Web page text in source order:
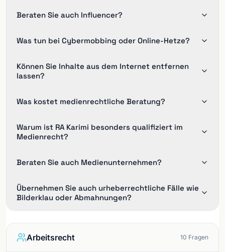
Beraten Sie auch Influencer?
Was tun bei Cybermobbing oder Online-Hetze?
Können Sie Inhalte aus dem Internet entfernen
lassen?
Was kostet medienrechtliche Beratung?
Warum ist RA Karimi besonders qualifiziert im
Medienrecht?
Beraten Sie auch Medienunternehmen?
Übernehmen Sie auch urheberrechtliche Fälle wie
Bilderklau oder Abmahnungen?
Arbeitsrecht 10 Fragen